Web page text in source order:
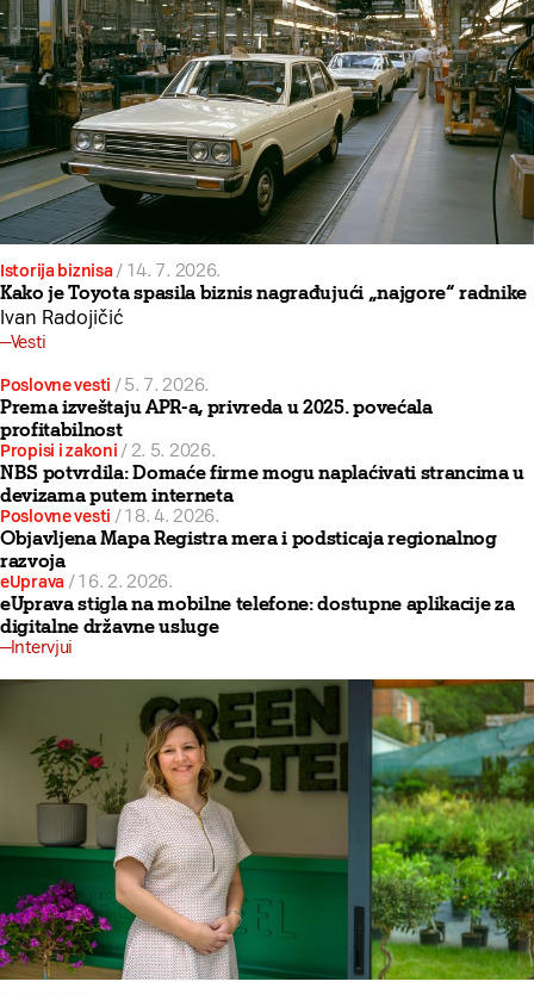
Istorija biznisa / 14. 7. 2026.
Kako je Toyota spasila biznis nagrađujući „najgore“ radnike
Ivan Radojičić
Vesti
Poslovne vesti /5. 7. 2026.
Prema izveštaju APR-a, privreda u 2025. povećala
profitabilnost
Propisi i zakoni / 2. 5. 2026.
NBS potvrdila: Domaće firme mogu naplaćivati strancima u
devizama putem interneta
Poslovne vesti /18. 4. 2026.
Objavljena Mapa Registra mera i podsticaja regionalnog
razvoja
eUprava /16. 2. 2026.
eUprava stigla na mobilne telefone: dostupne aplikacije za
digitalne državne usluge
Intervjui